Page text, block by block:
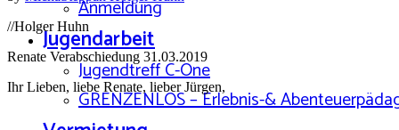
Anmeldung
Jugendarbeit
Jugendtreff C-One
GRENZENLOS – Erlebnis-&
//Holger Huhn
Renate Verabschiedung 31.03.2019
Ihr Lieben, liebe Renate, lieber Jürgen,